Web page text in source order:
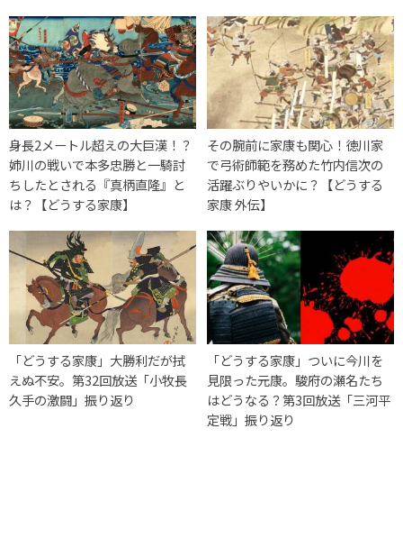
身長2メートル超えの大巨漢！？
姉川の戦いで本多忠勝と一騎討
ちしたとされる『真柄直隆』と
は？【どうする家康】
その腕前に家康も関心！徳川家
で弓術師範を務めた竹内信次の
活躍ぶりやいかに？【どうする
家康 外伝】
「どうする家康」大勝利だが拭
えぬ不安。第32回放送「小牧長
久手の激闘」振り返り
「どうする家康」ついに今川を
見限った元康。駿府の瀬名たち
はどうなる？第3回放送「三河平
定戦」振り返り